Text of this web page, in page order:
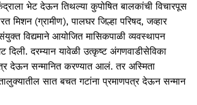
भेट देऊन तिथल्या कुपोषित बालकांची विचारपूस
मिशन (ग्रामीण), पालघर जिल्हा परिषद, जव्हार
विद्यमाने आयोजित मासिकपाळी व्यवस्थापन
दरम्यान यावेळी उत्कृष्ट अंगणवाडीसेविका
देऊन सन्मानित करण्यात आलं. तर अस्मिता
सात बचत गटांना प्रमाणपत्र देऊन सन्मान